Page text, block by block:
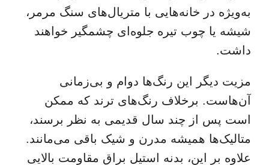
به‌ویژه در خانه‌هایی با متریال‌های سنگ مرمر،
شیشه یا چوب تیره جلوه‌ای چشمگیر خواهند
داشت.
مزیت دیگر این رنگ‌ها دوام و بی‌زمانی
آن‌هاست. برخلاف رنگ‌های ترند که ممکن
است پس از چند سال قدیمی به نظر برسند،
متالیک‌ها همیشه مدرن و شیک باقی می‌مانند.
علاوه بر این، بدنه استیل براق مقاومت بالایی